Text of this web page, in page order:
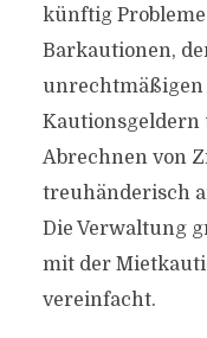
künftig
Barkautionen,
unrechtmäßigen
Kautionsgeldern
Abrechnen von
treuhänderisch
Die Verwaltung
mit der
vereinfacht.